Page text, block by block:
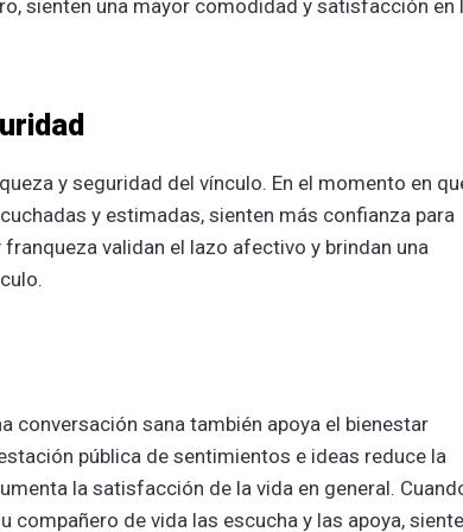
sienten una mayor comodidad y satisfacción en
y seguridad del vínculo. En el momento en
y estimadas, sienten más confianza para
validan el lazo afectivo y brindan una
conversación sana también apoya el bienestar
pública de sentimientos e ideas reduce la
la satisfacción de la vida en general.
compañero de vida las escucha y las apoya,